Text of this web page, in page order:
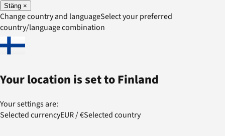
Stäng ×
Change country and languageSelect your preferred
country/language combination
Your location is set toFinland
Your settings are:
Selected currencyEUR/€Selected country